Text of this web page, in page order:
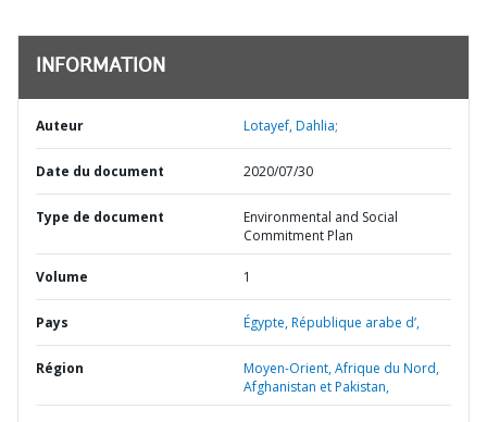
INFORMATION
Auteur Lotayef, Dahlia;
Date du document 2020/07/30
Type de document
Environmental and Social
Commitment Plan
Volume 1
Pays Égypte,République arabe d’,
Région
Moyen-Orient, Afrique du Nord,
Afghanistan et Pakistan,